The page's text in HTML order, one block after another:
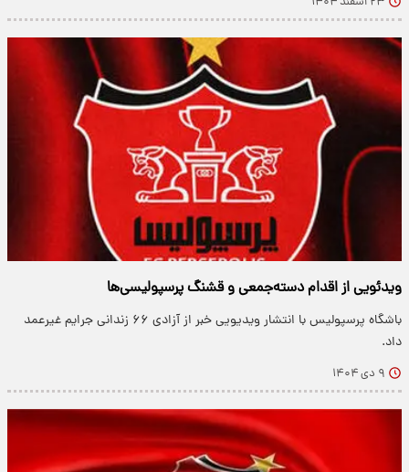
ویدئویی از اقدام دسته‌جمعی و قشنگ پرسپولیسی‌ها
باشگاه پرسپولیس با انتشار ویدیویی خبر از آزادی ۶۶ زندانی جرایم غیرعمد
داد.
۹ دی ۱۴۰۴